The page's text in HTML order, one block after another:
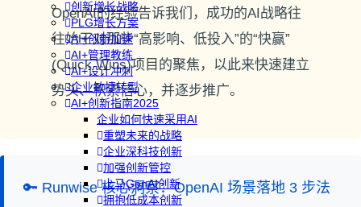
创新增长战略
PLG增长方案
AI+创新加速
AI+管理教练
AI+设计冲刺
企业敏捷转型
AI+创新指南2025
企业如何快速采用AI
重塑未来的战略
企业深科技创新
加强创新管控
上马GenAI创新
拥抱低成本创新
OpenAI的经验告诉我们，成功的AI战略往
往始于对那些“高影响、低投入”的“快赢”
(Quick Wins)项目的聚焦，以此来快速建立
势头、积累信心，并逐步推广。
🔑 Runwise 核心洞察：OpenAI 场景落地 3 步法